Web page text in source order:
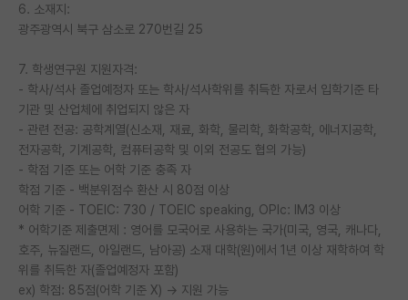
6. 소재지:
광주광역시 북구 삼소로 270번길 25
7. 학생연구원 지원자격:
- 학사/석사 졸업예정자 또는 학사/석사학위를 취득한 자로서 입학기준 타
기관 및 산업체에 취업되지 않은 자
- 관련 전공: 공학계열(신소재, 재료, 화학, 물리학, 화학공학, 에너지공학,
전자공학, 기계공학, 컴퓨터공학 및 이외 전공도 협의 가능)
- 학점 기준 또는 어학 기준 충족 자
학점 기준 - 백분위점수 환산 시 80점 이상
어학 기준 - TOEIC: 730 / TOEIC speaking, OPIc: IM3 이상
* 어학기준 제출면제 : 영어를 모국어로 사용하는 국가(미국, 영국, 캐나다,
호주, 뉴질랜드, 아일랜드, 남아공) 소재 대학(원)에서 1년 이상 재학하여 학
위를 취득한 자(졸업예정자 포함)
ex) 학점: 85점(어학 기준 X) → 지원 가능